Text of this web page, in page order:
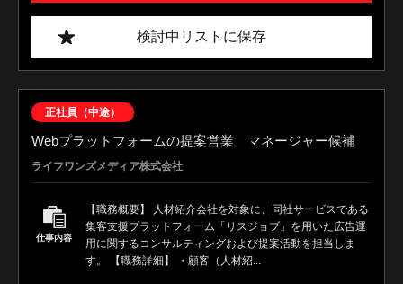
検討中リストに保存
正社員（中途）
Webプラットフォームの提案営業 マネージャー候補
ライフワンズメディア株式会社
仕事内容
【職務概要】 人材紹介会社を対象に、同社サービスである
集客支援プラットフォーム「リスジョブ」を用いた広告運
用に関するコンサルティングおよび提案活動を担当しま
す。 【職務詳細】 ・顧客（人材紹...